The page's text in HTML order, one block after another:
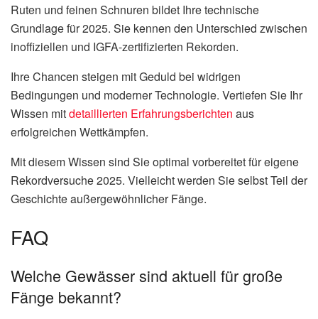
Ruten und feinen Schnuren bildet Ihre technische
Grundlage für 2025. Sie kennen den Unterschied zwischen
inoffiziellen und IGFA-zertifizierten Rekorden.
Ihre Chancen steigen mit Geduld bei widrigen
Bedingungen und moderner Technologie. Vertiefen Sie Ihr
Wissen mitdetaillierten Erfahrungsberichten aus
erfolgreichen Wettkämpfen.
Mit diesem Wissen sind Sie optimal vorbereitet für eigene
Rekordversuche 2025. Vielleicht werden Sie selbst Teil der
Geschichte außergewöhnlicher Fänge.
FAQ
Welche Gewässer sind aktuell für große
Fänge bekannt?